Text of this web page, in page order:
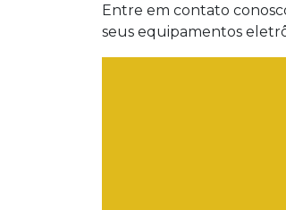
Entre em contato
seus equipamentos